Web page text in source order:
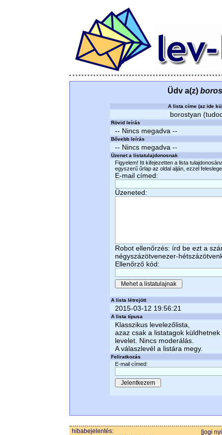
Üdv a(z)
A lista címe (az ide
borostyan
Rövid leírás
-- Nincs megadva --
Bővebb leírás
-- Nincs megadva --
Üzenet a listatulajdonosnak
Figyelem! Itt kifejezetten a lista
egyszerű űrlap az oldal alján, ezzel
E-mail címed:
Üzeneted:
Robot ellenőrzés: írd be ezt a
négyszázötvenezer-
Ellenőrző kód:
A lista létrejött
2015-03-12 19:56:21
A lista típusa
Klasszikus levelezőlista,
azaz csak a listatagok küldhetnek
levelet. Nincs moderálás.
A válaszlevél a listára megy.
Feliratkozás
E-mail címed:
hibabejelentés:
[jogi